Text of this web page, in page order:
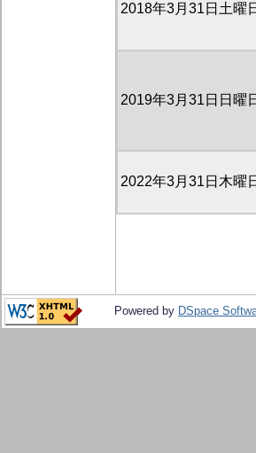
2018年3月31日土曜
2019年3月31日日曜
2022年3月31日木曜
Powered by DSpace